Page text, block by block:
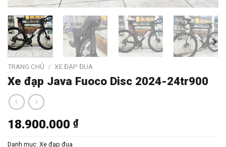
TRANG CHỦ / XE ĐẠP ĐUA
Xe đạp Java Fuoco Disc 2024-24tr900
18.900.000 ₫
Danh mục: Xe đạp đua